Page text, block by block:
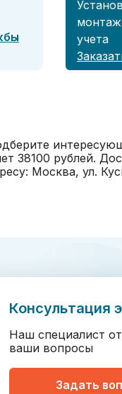
монтаж
учета
38100 рублей.
Москва, ул.
Консультация
Наш специалист
ваши вопросы
Задать